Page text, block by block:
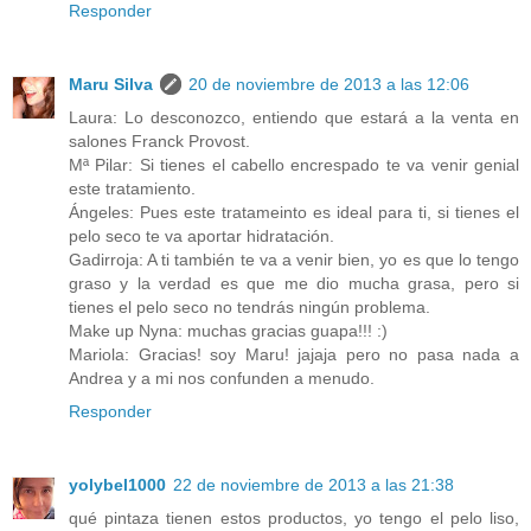
Responder
Maru Silva
20 de noviembre de 2013 a las 12:06
Laura: Lo desconozco, entiendo que estará a la venta en
salones Franck Provost.
Mª Pilar: Si tienes el cabello encrespado te va venir genial
este tratamiento.
Ángeles: Pues este tratameinto es ideal para ti, si tienes el
pelo seco te va aportar hidratación.
Gadirroja: A ti también te va a venir bien, yo es que lo tengo
graso y la verdad es que me dio mucha grasa, pero si
tienes el pelo seco no tendrás ningún problema.
Make up Nyna: muchas gracias guapa!!! :)
Mariola: Gracias! soy Maru! jajaja pero no pasa nada a
Andrea y a mi nos confunden a menudo.
Responder
yolybel1000 22 de noviembre de 2013 a las 21:38
qué pintaza tienen estos productos, yo tengo el pelo liso,